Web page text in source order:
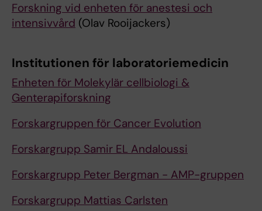
Forskning vid enheten för anestesi och
intensivvård (Olav Rooijackers)
Institutionen för laboratoriemedicin
Enheten för Molekylär cellbiologi &
Genterapiforskning
Forskargruppen för Cancer Evolution
Forskargrupp Samir EL Andaloussi
Forskargrupp Peter Bergman - AMP-gruppen
Forskargrupp Mattias Carlsten